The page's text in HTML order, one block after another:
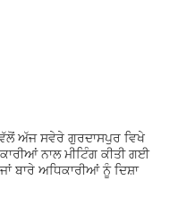
ਵੱਲੋਂ ਅੱਜ ਸਵੇਰੇ ਗੁਰਦਾਸਪੁਰ ਵਿਖੇ
ਨਾਲ ਮੀਟਿੰਗ ਕੀਤੀ ਗਈ
ਬਾਰੇ ਅਧਿਕਾਰੀਆਂ ਨੂੰ ਦਿਸ਼ਾ